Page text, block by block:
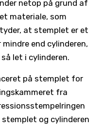
netop på grund af
materiale, som
at stemplet er et
end cylinderen,
let i cylinderen.
på stemplet for
fra
og cylinderen